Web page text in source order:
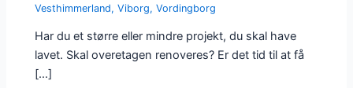
Vesthimmerland,Viborg,Vordingborg
Har du et større eller mindre projekt, du skal have
lavet. Skal overetagen renoveres? Er det tid til at få
[…]